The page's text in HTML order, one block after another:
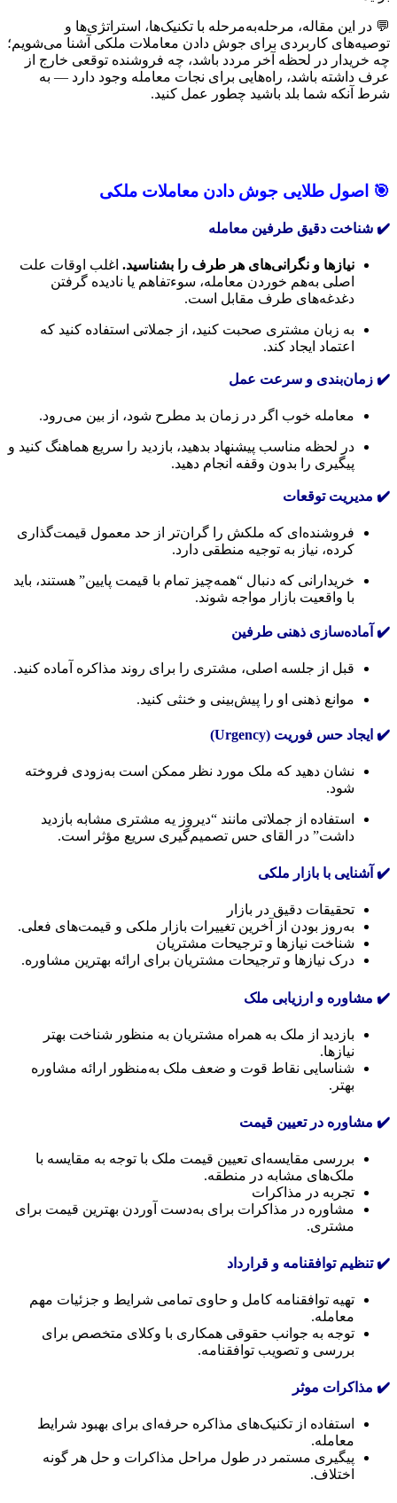
💬 در این مقاله، مرحله‌به‌مرحله با تکنیک‌ها، استراتژی‌ها و
توصیه‌های کاربردی برای جوش دادن معاملات ملکی آشنا می‌شویم؛
چه خریدار در لحظه آخر مردد باشد، چه فروشنده توقعی خارج از
عرف داشته باشد، راه‌هایی برای نجات معامله وجود دارد — به
شرط آنکه شما بلد باشید چطور عمل کنید.
🎯 اصول طلایی جوش دادن معاملات ملکی
✔️ شناخت دقیق طرفین معامله
نیازها و نگرانی‌های هر طرف را بشناسید. اغلب اوقات علت
اصلی به‌هم خوردن معامله، سوءتفاهم یا نادیده‌ گرفتن
دغدغه‌های طرف مقابل است.
به زبان مشتری صحبت کنید، از جملاتی استفاده کنید که
اعتماد ایجاد کند.
✔️ زمان‌بندی و سرعت عمل
معامله خوب اگر در زمان بد مطرح شود، از بین می‌رود.
در لحظه مناسب پیشنهاد بدهید، بازدید را سریع هماهنگ کنید و
پیگیری را بدون وقفه انجام دهید.
✔️ مدیریت توقعات
فروشنده‌ای که ملکش را گران‌تر از حد معمول قیمت‌گذاری
کرده، نیاز به توجیه منطقی دارد.
خریدارانی که دنبال “همه‌چیز تمام با قیمت پایین” هستند، باید
با واقعیت بازار مواجه شوند.
✔️ آماده‌سازی ذهنی طرفین
قبل از جلسه اصلی، مشتری را برای روند مذاکره آماده کنید.
موانع ذهنی او را پیش‌بینی و خنثی کنید.
✔️ ایجاد حس فوریت (Urgency)
نشان دهید که ملک مورد نظر ممکن است به‌زودی فروخته
شود.
استفاده از جملاتی مانند “دیروز یه مشتری مشابه بازدید
داشت” در القای حس تصمیم‌گیری سریع مؤثر است.
✔️ آشنایی با بازار ملکی
تحقیقات دقیق در بازار
به‌روز بودن از آخرین تغییرات بازار ملکی و قیمت‌های فعلی.
شناخت نیازها و ترجیحات مشتریان
درک نیازها و ترجیحات مشتریان برای ارائه بهترین مشاوره.
✔️ مشاوره و ارزیابی ملک
بازدید از ملک به همراه مشتریان به منظور شناخت بهتر
نیازها.
شناسایی نقاط قوت و ضعف ملک به‌منظور ارائه مشاوره
بهتر.
✔️ مشاوره در تعیین قیمت
بررسی مقایسه‌ای تعیین قیمت ملک با توجه به مقایسه با
ملک‌های مشابه در منطقه.
تجربه در مذاکرات
مشاوره در مذاکرات برای به‌دست آوردن بهترین قیمت برای
مشتری.
✔️ تنظیم توافقنامه و قرارداد
تهیه توافقنامه کامل و حاوی تمامی شرایط و جزئیات مهم
معامله.
توجه به جوانب حقوقی همکاری با وکلای متخصص برای
بررسی و تصویب توافقنامه.
✔️ مذاکرات موثر
استفاده از تکنیک‌های مذاکره حرفه‌ای برای بهبود شرایط
معامله.
پیگیری مستمر در طول مراحل مذاکرات و حل هر گونه
اختلاف.